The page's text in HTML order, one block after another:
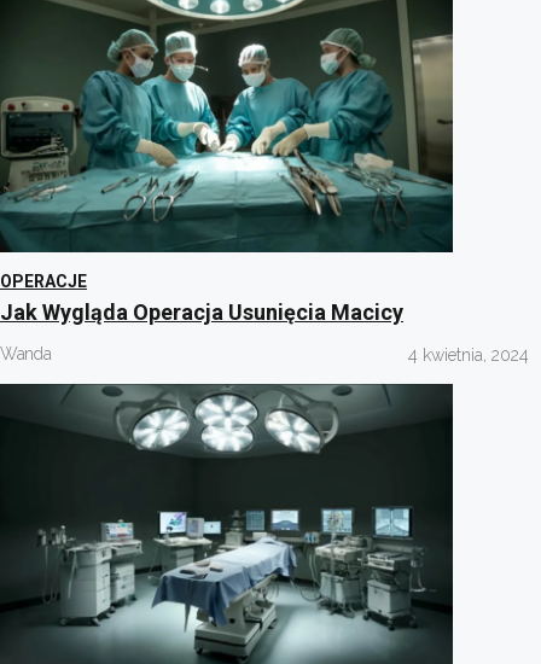
OPERACJE
Jak Wygląda Operacja Usunięcia Macicy
Wanda 4 kwietnia, 2024